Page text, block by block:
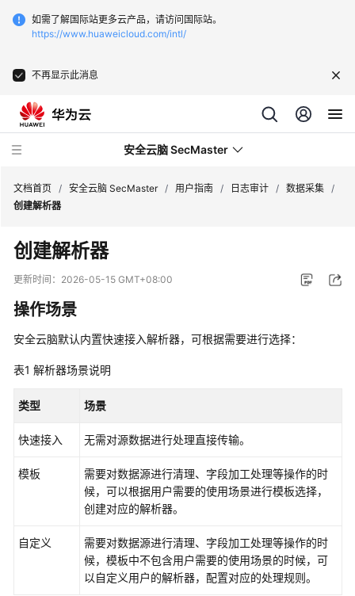
如需了解国际站更多云产品，请访问国际站。
https://www.huaweicloud.com/intl/
不再显示此消息
安全云脑 SecMaster
最
新
动
术
画
册
产
品
绍
说
文档首页 / 安全云脑 SecMaster / 用户指南 / 日志审计 / 数据采集 /
创建解析器
创建解析器
更新时间： 2026-05-15 GMT+08:00
操作场景
安全云脑默认内置快速接入解析器，可根据需要进行选择：
表1 解析器场景说明
类型 场景
快速接入 无需对源数据进行处理直接传输。
模板
需要对数据源进行清理、字段加工处理等操作的时
候，可以根据用户需要的使用场景进行模板选择，
创建对应的解析器。
自定义
需要对数据源进行清理、字段加工处理等操作的时
候，模板中不包含用户需要的使用场景的时候，可
以自定义用户的解析器，配置对应的处理规则。